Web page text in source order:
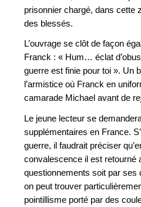
prisonnier chargé, dans cette
des blessés.
L’ouvrage se clôt de façon
Franck : « Hum… éclat
guerre est finie pour toi ». Un
l’armistice où Franck en
camarade Michael avant de
Le jeune lecteur se
supplémentaires en France.
guerre, il faudrait préciser
convalescence il est retourné
questionnements soit par
on peut trouver
pointillisme porté par des